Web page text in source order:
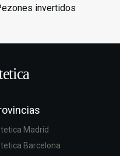
invertidos
Madrid
Barcelona